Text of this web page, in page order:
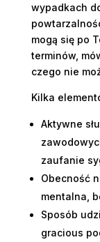
wypadkach
mogą się po
terminów,
czego nie
Kilka
Aktywne
zaufanie
Obecność
mentalna,
Sposób
gracious